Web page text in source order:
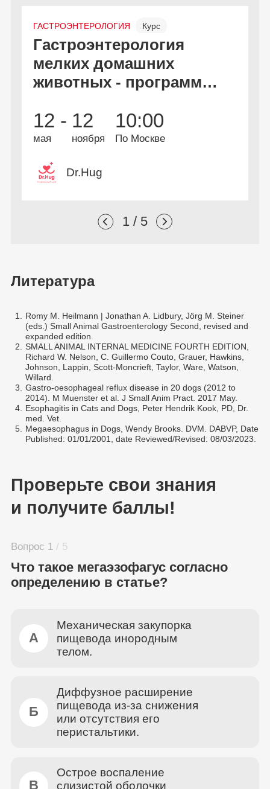
ГАСТРОЭНТЕРОЛОГИЯ Курс
Онлайн и офлайн Бесплатно
Гастроэнтерология
мелких домашних
животных - программа
профессиональной
переподготовки
12 -
мая
12
ноября
10:00
По Москве
Dr.Hug
1 / 5
Литература
1. Romy M. Heilmann | Jonathan A. Lidbury, Jörg M. Steiner
(eds.) Small Animal Gastroenterology Second, revised and
expanded edition.
2. SMALL ANIMAL INTERNAL MEDICINE FOURTH EDITION,
Richard W. Nelson, C. Guillermo Couto, Grauer, Hawkins,
Johnson, Lappin, Scott-Moncrieft, Taylor, Ware, Watson,
Willard.
3. Gastro-oesophageal reflux disease in 20 dogs (2012 to
2014). M Muenster et al. J Small Anim Pract. 2017 May.
4. Esophagitis in Cats and Dogs, Peter Hendrik Kook, PD, Dr.
med. Vet.
5. Megaesophagus in Dogs, Wendy Brooks. DVM. DABVP, Date
Published: 01/01/2001, date Reviewed/Revised: 08/03/2023.
Проверьте свои знания
и получите баллы!
Вопрос 1 / 5
Что такое мегаэзофагус согласно
определению в статье?
А
Механическая закупорка
пищевода инородным
телом.
Б
Диффузное расширение
пищевода из-за снижения
или отсутствия его
перистальтики.
В
Острое воспаление
слизистой оболочки